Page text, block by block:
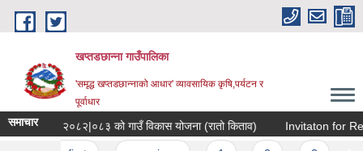
Skip to main content
खप्तडछान्ना गाउँपालिका
'समृद्ध खप्तडछान्नाको आधार' व्यावसायिक कृषि,पर्यटन र
पूर्वाधार
समाचारआ.व. २०८२|०८३ को गाउँ विकास योजना (रातो किताव) Invitaton for